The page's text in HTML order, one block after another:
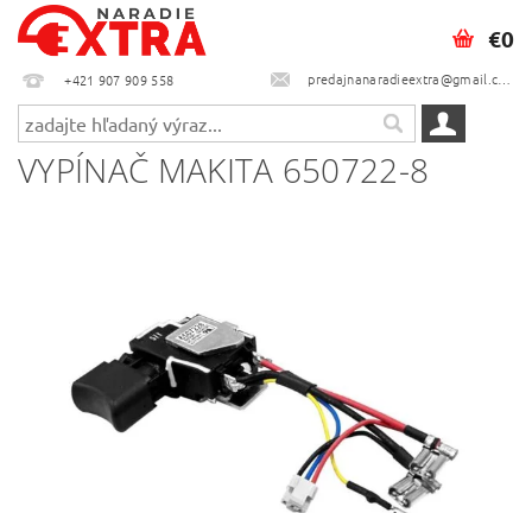
+421 907 909 558 predajnanaradieextra@gmail.com
€0
VYPÍNAČ MAKITA 650722-8